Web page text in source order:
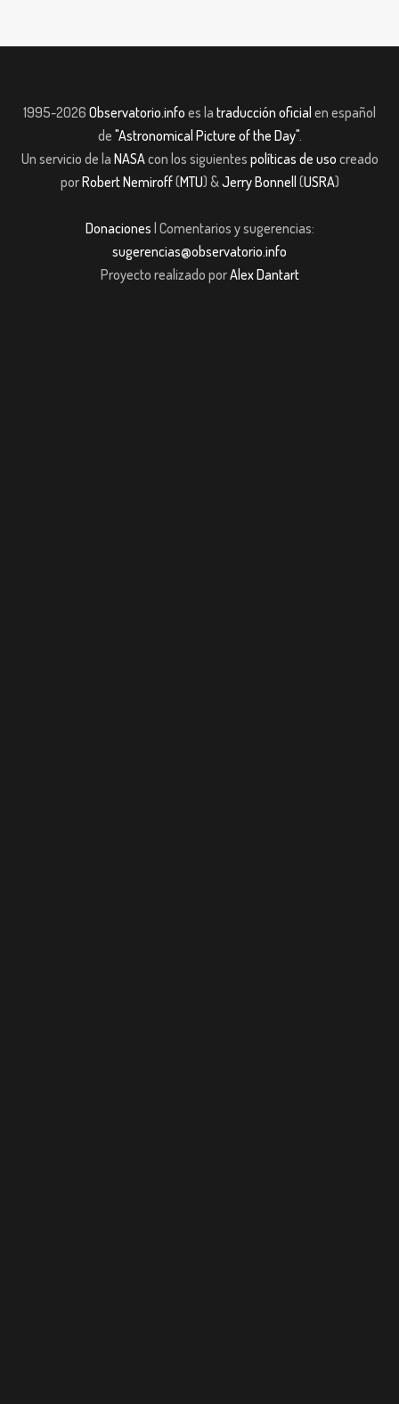
1995-2026 Observatorio.info es la traducción oficial en español
de "Astronomical Picture of the Day".
Un servicio de la NASAcon los siguientes políticas de uso creado
porRobert Nemiroff(MTU) &Jerry Bonnell (USRA)
Donaciones | Comentarios y sugerencias:
sugerencias@observatorio.info
Proyecto realizado porAlex Dantart